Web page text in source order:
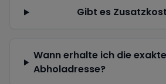
Gibt es
Wann erhalte ich die exakte
Abholadresse?